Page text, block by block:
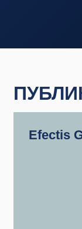
Efectis